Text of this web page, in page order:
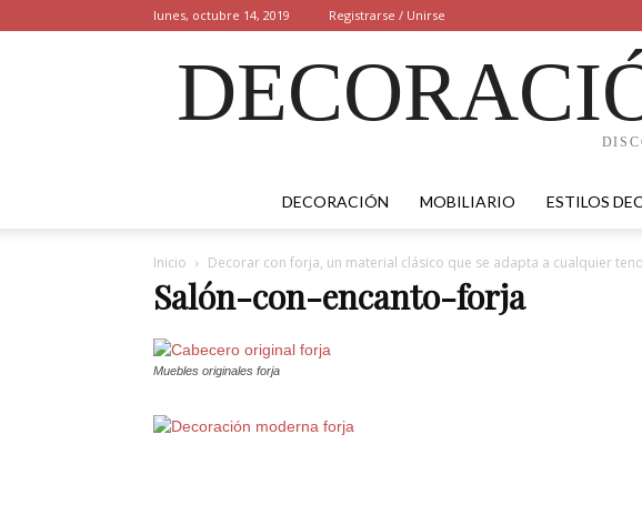
lunes, octubre 14, 2019 Registrarse / Unirse
DECORACIÓN MOBILIARIO ESTILOS
Inicio Decorar con forja, un material clásico que se adapta a cualquier
Salón-con-encanto-forja
Muebles originales forja